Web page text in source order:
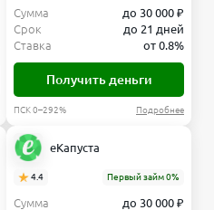
Сумма
до 30 000 ₽
Срок
до 21 дней
Ставка
от 0.8%
Получить деньги
ПСК 0–292% Подробнее
еКапуста
4.4 Первый займ 0%
Сумма
до 30 000 ₽